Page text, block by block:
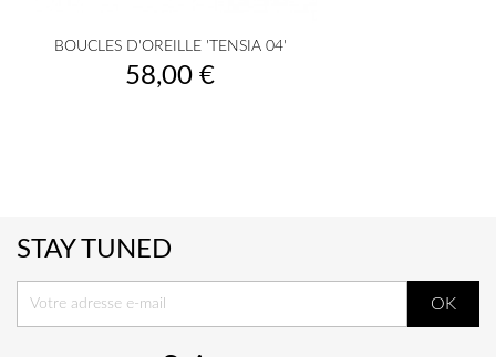
BOUCLES D'OREILLE 'TENSIA 04'
Prix
58,00 €
STAY TUNED